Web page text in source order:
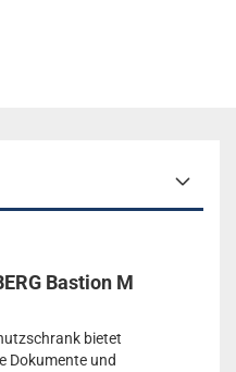
Bastion M
bietet
Dokumente und